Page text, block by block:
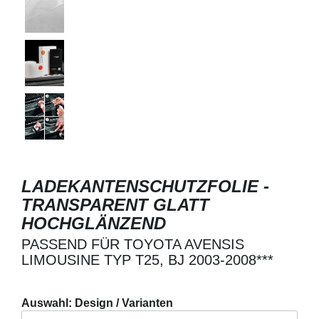
LADEKANTENSCHUTZFOLIE -
TRANSPARENT GLATT
HOCHGLÄNZEND
PASSEND FÜR TOYOTA AVENSIS
LIMOUSINE TYP T25, BJ 2003-2008***
Auswahl: Design / Varianten